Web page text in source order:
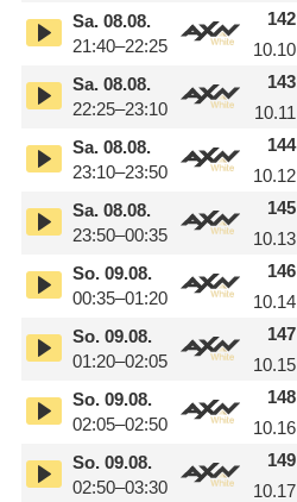
Sa.08.08.
21:40–22:25
142
10.10
Sa.08.08.
22:25–23:10
143
10.11
Sa.08.08.
23:10–23:50
144
10.12
Sa.08.08.
23:50–00:35
145
10.13
So.09.08.
00:35–01:20
146
10.14
So.09.08.
01:20–02:05
147
10.15
So.09.08.
02:05–02:50
148
10.16
So.09.08.
02:50–03:30
149
10.17